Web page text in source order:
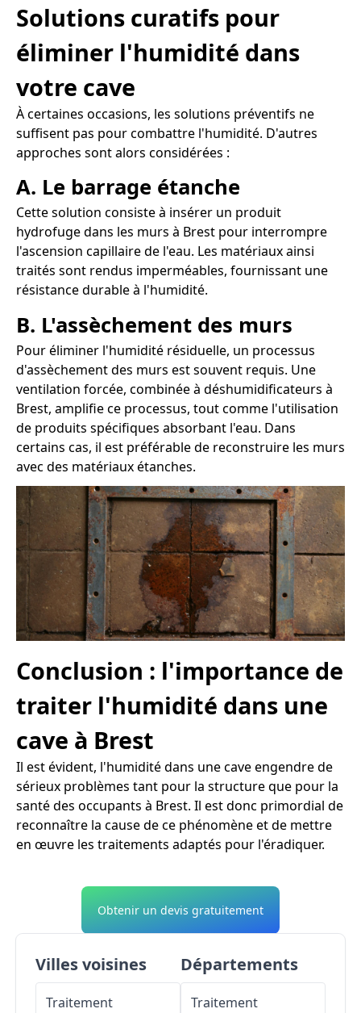
Solutions curatifs pour
éliminer l'humidité dans
votre cave
À certaines occasions, les solutions préventifs ne
suffisent pas pour combattre l'humidité. D'autres
approches sont alors considérées :
A. Le barrage étanche
Cette solution consiste à insérer un produit
hydrofuge dans les murs à Brest pour interrompre
l'ascension capillaire de l'eau. Les matériaux ainsi
traités sont rendus imperméables, fournissant une
résistance durable à l'humidité.
B. L'assèchement des murs
Pour éliminer l'humidité résiduelle, un processus
d'assèchement des murs est souvent requis. Une
ventilation forcée, combinée à déshumidificateurs à
Brest, amplifie ce processus, tout comme l'utilisation
de produits spécifiques absorbant l'eau. Dans
certains cas, il est préférable de reconstruire les murs
avec des matériaux étanches.
Conclusion : l'importance de
traiter l'humidité dans une
cave à Brest
Il est évident, l'humidité dans une cave engendre de
sérieux problèmes tant pour la structure que pour la
santé des occupants à Brest. Il est donc primordial de
reconnaître la cause de ce phénomène et de mettre
en œuvre les traitements adaptés pour l'éradiquer.
Obtenir un devis gratuitement
Villes voisines
Traitement
Départements
Traitement